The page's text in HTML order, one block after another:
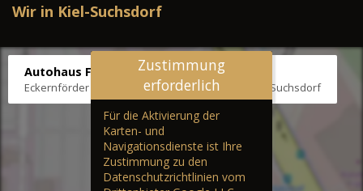
Wir in Kiel-Suchsdorf
Autohaus Fräter
Eckernförder Str. /Klausbrooker Weg 1, 24107 Kiel-Suchsdorf
Zustimmung
erforderlich
Für die Aktivierung der
Karten- und
Navigationsdienste ist Ihre
Zustimmung zu den
Datenschutzrichtlinien vom